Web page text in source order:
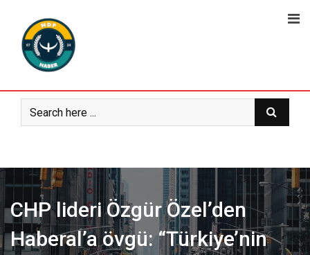
content
CHP lideri Özgür Özel’den
Haberal’a övgü: “Türkiye’nin